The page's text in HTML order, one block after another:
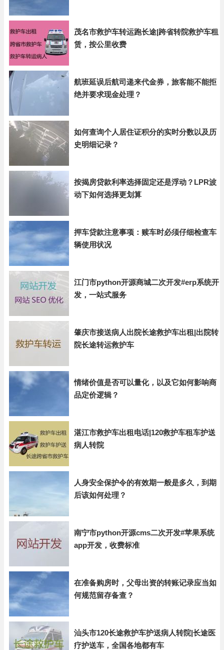
茂名市救护车转运跑长途|跨省转院救护车租
赁，按公里收费
航班延误后航司递来代金券，旅客能不能拒
绝并要求现金处理？
如何查询个人居住证积分的实时分数以及历
史明细记录？
按揭房贷款利率选择固定还是浮动？LPR波
动下如何选择更划算
押车贷款注意事项：赎车时必须仔细检查车
辆使用状况
江门市python开源商城二次开发#erp系统开
发，一站式服务
肇庆市接送病人出院长途救护车出租|出院转
院长途转运救护车
情绪价值是否可以量化，以及它如何影响商
品定价逻辑？
湛江市救护车出租电话|120救护车租车护送
病人转院
人身安全保护令的有效期一般是多久，到期
后该如何处理？
南宁市python开源cms二次开发#苹果系统
app开发，收费标准
在准备购房时，父母出资的转账记录应当如
何规范留存备查？
汕头市120长途救护车护送病人转院|长途医
疗护送车，全国各地都有车